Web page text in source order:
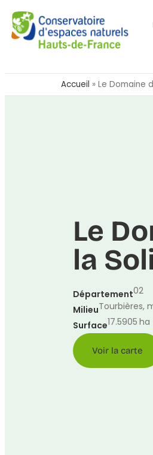
Accueil » Le Domaine
Le
la
Département02
MilieuTourbières,
Surface17.5905 ha
Voir la carte